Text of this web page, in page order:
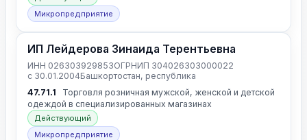
Микропредприятие
ИП Лейдерова Зинаида Терентьевна
ИНН 026303929853ОГРНИП 304026303000022
с 30.01.2004Башкортостан, республика
47.71.1
Торговля розничная мужской, женской и детской
одеждой в специализированных магазинах
Действующий
Микропредприятие